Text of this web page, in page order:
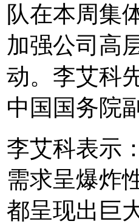
队在本周集
加强公司高
动。李艾科
中国国务院
李艾科表示
需求呈爆炸
都呈现出巨